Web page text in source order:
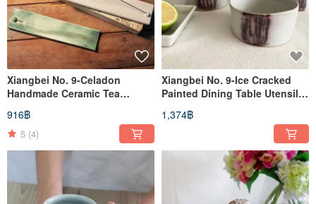
Xiangbei No. 9-Celadon
Handmade Ceramic Tea
Ceremony Incense Holder /
Lying Incense Plate / Incense
Incense Incense Plate-Three
Types
916฿
5 (4)
Xiangbei No. 9-Ice Cracked
Painted Dining Table Utensils
1,374฿